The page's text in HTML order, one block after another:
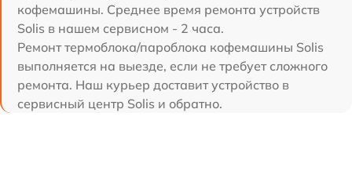
кофемашины. Среднее время ремонта устройств
Solis в нашем сервисном - 2 часа.
Ремонт термоблока/пароблока кофемашины Solis
выполняется на выезде, если не требует сложного
ремонта. Наш курьер доставит устройство в
сервисный центр Solis и обратно.